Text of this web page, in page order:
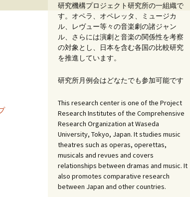
語、イタリア語による
オペラ研究文献講読」
「歌劇の上演状況に関
する研究：歌劇場プロ
グラムのデータベース
化に向けて」WG
「オペラ研究の諸問
書籍：『オペラ／音楽
劇研究の現在』
書籍：『オペラ／音楽
劇研究の最前線』
研究機構プロジェクト研究所の一組織で
す。オペラ、オペレッタ、ミュージカ
ル、レヴュー等々の音楽劇の諸ジャン
ル、さらには演劇と音楽の関係性を考察
の対象とし、日本を含む各国の比較研究
を推進しています。
研究所月例会はどなたでも参加可能です
This research center is one of the Project
Research Institutes of the Comprehensive
Research Organization at Waseda
University, Tokyo, Japan. It studies music
theatres such as operas, operettas,
musicals and revues and covers
relationships between dramas and music. It
also promotes comparative research
between Japan and other countries.